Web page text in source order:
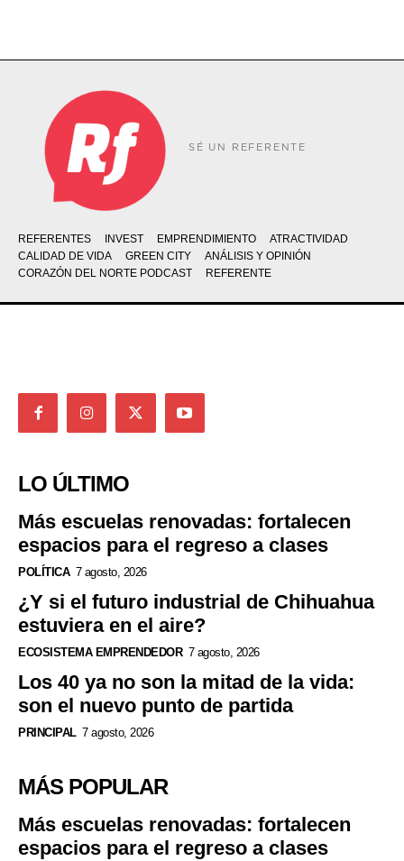
SÉ UN REFERENTE
REFERENTES INVEST EMPRENDIMIENTO
ATRACTIVIDAD
CALIDAD DE VIDA
GREEN CITY
ANÁLISIS Y OPINIÓN
CORAZÓN DEL NORTE PODCAST
REFERENTE
LO ÚLTIMO
Más escuelas renovadas: fortalecen
espacios para el regreso a clases
POLÍTICA 7 agosto, 2026
¿Y si el futuro industrial de Chihuahua
estuviera en el aire?
ECOSISTEMA EMPRENDEDOR 7 agosto, 2026
Los 40 ya no son la mitad de la vida:
son el nuevo punto de partida
PRINCIPAL 7 agosto, 2026
MÁS POPULAR
Más escuelas renovadas: fortalecen
espacios para el regreso a clases